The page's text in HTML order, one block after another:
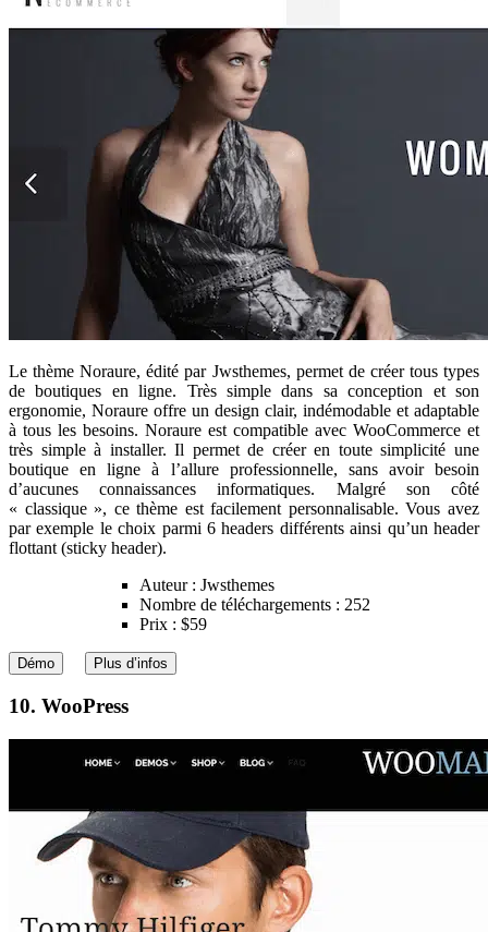
Le thème Noraure, édité par Jwsthemes, permet de créer tous types
de boutiques en ligne. Très simple dans sa conception et son
ergonomie, Noraure offre un design clair, indémodable et adaptable
à tous les besoins. Noraure est compatible avec WooCommerce et
très simple à installer. Il permet de créer en toute simplicité une
boutique en ligne à l’allure professionnelle, sans avoir besoin
d’aucunes connaissances informatiques. Malgré son côté
« classique », ce thème est facilement personnalisable. Vous avez
par exemple le choix parmi 6 headers différents ainsi qu’un header
flottant (sticky header).
Auteur : Jwsthemes
Nombre de téléchargements : 252
Prix : $59
Démo Plus d’infos
10. WooPress